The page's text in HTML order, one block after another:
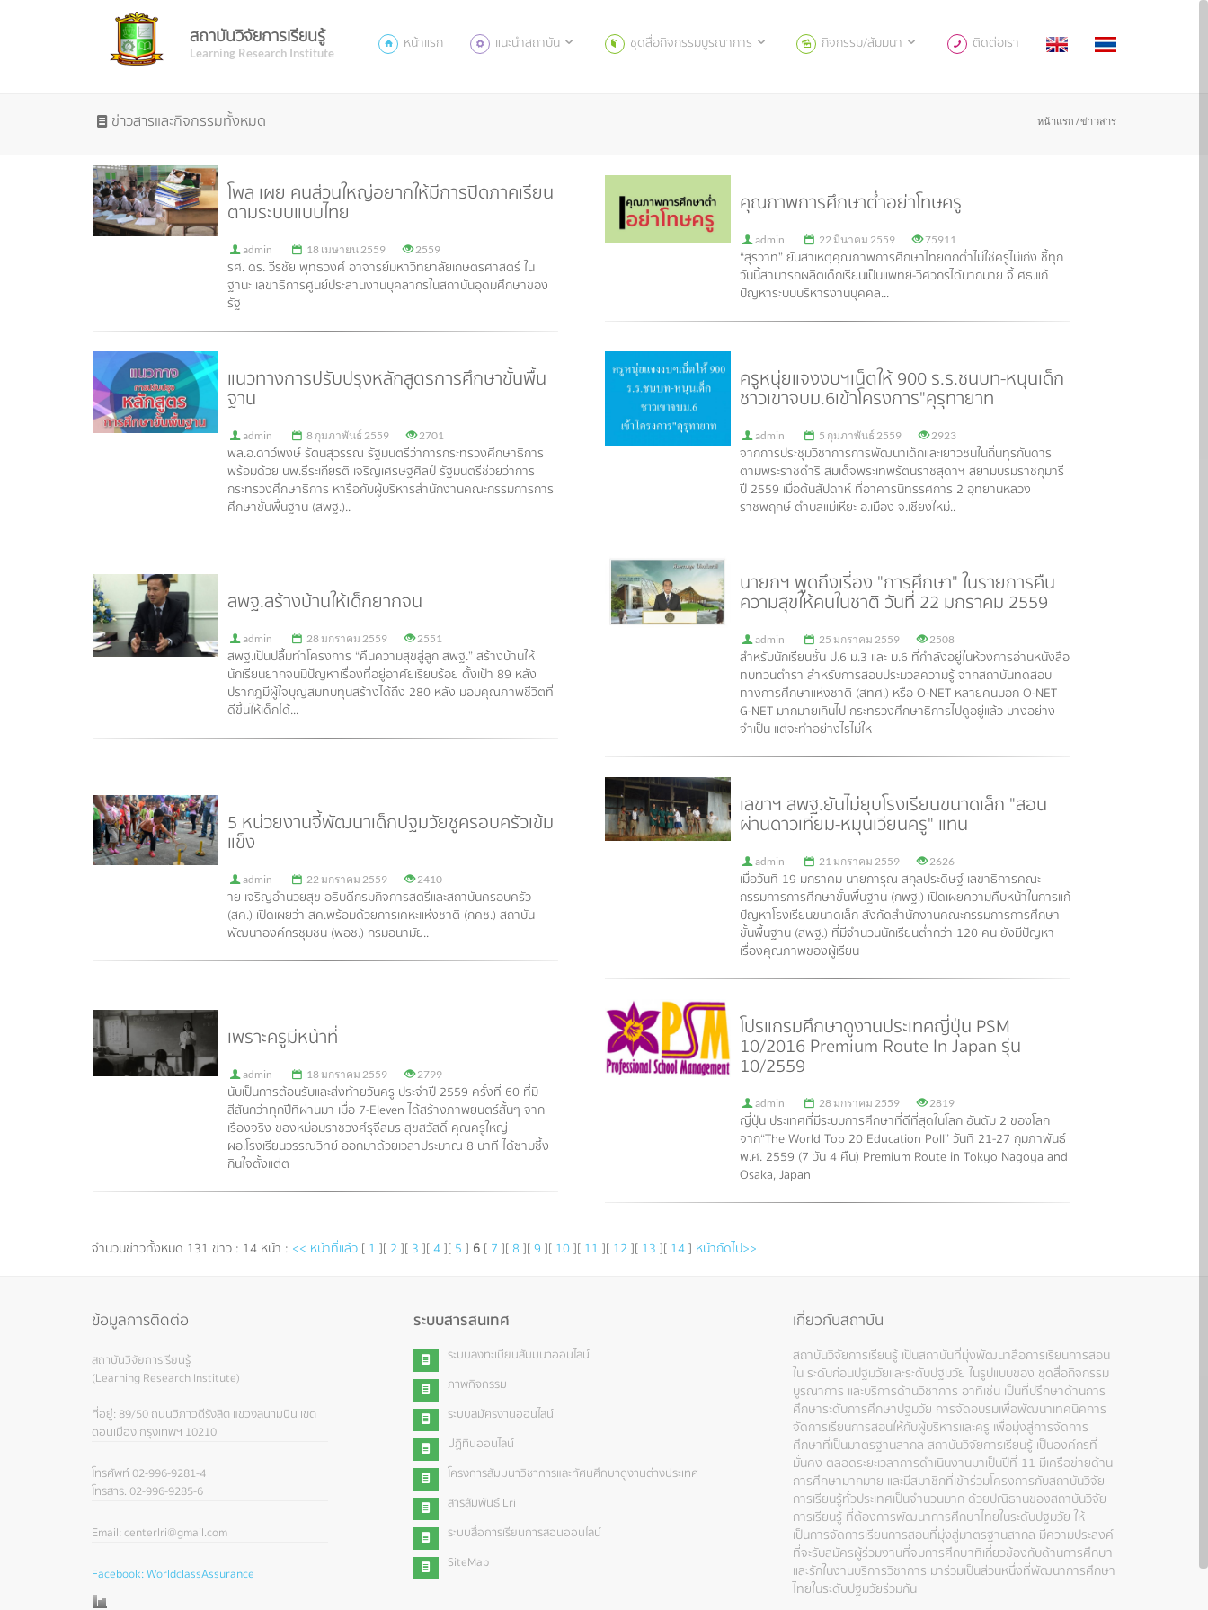
สถาบันวิจัยการเรียนรู้
Learning Research Institute หน้าแรก แนะนำสถาบัน ชุดสื่อกิจกรรมบูรณาการ กิจกรรม/สัมมนา ติดต่อเรา
ข่าวสารและกิจกรรมทั้งหมด หน้าแรก /ข่าวสาร
โพล เผย คนส่วนใหญ่อยากให้มีการปิดภาคเรียน
ตามระบบแบบไทย
admin 18 เมษายน 2559 2559
รศ. ดร. วีรชัย พุทธวงศ์ อาจารย์มหาวิทยาลัยเกษตรศาสตร์ ใน
ฐานะ เลขาธิการศูนย์ประสานงานบุคลากรในสถาบันอุดมศึกษาของ
รัฐ
คุณภาพการศึกษาต่ำอย่าโทษครู
admin 22 มีนาคม 2559 75911
“สุรวาท” ยันสาเหตุคุณภาพการศึกษาไทยตกต่ำไม่ใช่ครูไม่เก่ง ชี้ทุก
วันนี้สามารถผลิตเด็กเรียนเป็นแพทย์-วิศวกรได้มากมาย จี้ ศธ.แก้
ปัญหาระบบบริหารงานบุคคล...
แนวทางการปรับปรุงหลักสูตรการศึกษาขั้นพื้น
ฐาน
admin 8 กุมภาพันธ์ 2559 2701
พล.อ.ดาว์พงษ์ รัตนสุวรรณ รัฐมนตรีว่าการกระทรวงศึกษาธิการ
พร้อมด้วย นพ.ธีระเกียรติ เจริญเศรษฐศิลป์ รัฐมนตรีช่วยว่าการ
กระทรวงศึกษาธิการ หารือกับผู้บริหารสำนักงานคณะกรรมการการ
ศึกษาขั้นพื้นฐาน (สพฐ.)..
ครูหนุ่ยแจงงบฯเน็ตให้ 900 ร.ร.ชนบท-หนุนเด็ก
ชาวเขาจบม.6เข้าโครงการ"คุรุทายาท
admin 5 กุมภาพันธ์ 2559 2923
จากการประชุมวิชาการการพัฒนาเด็กและเยาวชนในถิ่นทุรกันดาร
ตามพระราชดำริ สมเด็จพระเทพรัตนราชสุดาฯ สยามบรมราชกุมารี
ปี 2559 เมื่อต้นสัปดาห์ ที่อาคารนิทรรศการ 2 อุทยานหลวง
ราชพฤกษ์ ตำบลแม่เหียะ อ.เมือง จ.เชียงใหม่..
สพฐ.สร้างบ้านให้เด็กยากจน
admin 28 มกราคม 2559 2551
สพฐ.เป็นปลื้มทำโครงการ “คืนความสุขสู่ลูก สพฐ.” สร้างบ้านให้
นักเรียนยากจนมีปัญหาเรื่องที่อยู่อาศัยเรียบร้อย ตั้งเป้า 89 หลัง
ปรากฎมีผู้ใจบุญสมทบทุนสร้างได้ถึง 280 หลัง มอบคุณภาพชีวิตที่
ดีขึ้นให้เด็กได้...
นายกฯ พูดถึงเรื่อง "การศึกษา" ในรายการคืน
ความสุขให้คนในชาติ วันที่ 22 มกราคม 2559
admin 25 มกราคม 2559 2508
สำหรับนักเรียนชั้น ป.6 ม.3 และ ม.6 ที่กำลังอยู่ในห้วงการอ่านหนังสือ
ทบทวนตำรา สำหรับการสอบประมวลความรู้ จากสถาบันทดสอบ
ทางการศึกษาแห่งชาติ (สทศ.) หรือ O-NET หลายคนบอก O-NET
G-NET มากมายเกินไป กระทรวงศึกษาธิการไปดูอยู่แล้ว บางอย่าง
จำเป็น แต่จะทำอย่างไรไม่ให
5 หน่วยงานจี้พัฒนาเด็กปฐมวัยชูครอบครัวเข้ม
แข็ง
admin 22 มกราคม 2559 2410
าย เจริญอำนวยสุข อธิบดีกรมกิจการสตรีและสถาบันครอบครัว
(สค.) เปิดเผยว่า สค.พร้อมด้วยการเคหะแห่งชาติ (กคช.) สถาบัน
พัฒนาองค์กรชุมชน (พอช.) กรมอนามัย..
เลขาฯ สพฐ.ยันไม่ยุบโรงเรียนขนาดเล็ก "สอน
ผ่านดาวเทียม-หมุนเวียนครู" แทน
admin 21 มกราคม 2559 2626
เมื่อวันที่ 19 มกราคม นายการุณ สกุลประดิษฐ์ เลขาธิการคณะ
กรรมการการศึกษาขั้นพื้นฐาน (กพฐ.) เปิดเผยความคืบหน้าในการแก้
ปัญหาโรงเรียนขนาดเล็ก สังกัดสำนักงานคณะกรรมการการศึกษา
ขั้นพื้นฐาน (สพฐ.) ที่มีจำนวนนักเรียนต่ำกว่า 120 คน ยังมีปัญหา
เรื่องคุณภาพของผู้เรียน
เพราะครูมีหน้าที่
admin 18 มกราคม 2559 2799
นับเป็นการต้อนรับและส่งท้ายวันครู ประจำปี 2559 ครั้งที่ 60 ที่มี
สีสันกว่าทุกปีที่ผ่านมา เมื่อ 7-Eleven ได้สร้างภาพยนตร์สั้นๆ จาก
เรื่องจริง ของหม่อมราชวงศ์รุจีสมร สุขสวัสดิ์ คุณครูใหญ่
ผอ.โรงเรียนวรรณวิทย์ ออกมาด้วยเวลาประมาณ 8 นาที ได้ซาบซึ้ง
กินใจตั้งแต่ต
โปรแกรมศึกษาดูงานประเทศญี่ปุ่น PSM
10/2016 Premium Route In Japan รุ่น
10/2559
admin 28 มกราคม 2559 2819
ญี่ปุ่น ประเทศที่มีระบบการศึกษาที่ดีที่สุดในโลก อันดับ 2 ของโลก
จาก“The World Top 20 Education Poll” วันที่ 21-27 กุมภาพันธ์
พ.ศ. 2559 (7 วัน 4 คืน) Premium Route in Tokyo Nagoya and
Osaka, Japan
จำนวนข่าวทั้งหมด 131 ข่าว : 14 หน้า : << หน้าที่แล้ว [ 1 ][ 2 ][ 3 ][4][ 5 ] 6 [ 7 ][ 8 ][9 ][ 10][ 11 ][ 12 ][ 13 ][ 14] หน้าถัดไป>>
ข้อมูลการติดต่อ
สถาบันวิจัยการเรียนรู้
(Learning Research Institute)
ที่อยู่: 89/50 ถนนวิภาวดีรังสิต แขวงสนามบิน เขต
ดอนเมือง กรุงเทพฯ 10210
โทรศัพท์ 02-996-9281-4
โทรสาร. 02-996-9285-6
Email: centerlri@gmail.com
Facebook: WorldclassAssurance
ระบบสารสนเทศ
ระบบลงทะเบียนสัมมนาออนไลน์
ภาพกิจกรรม
ระบบสมัครงานออนไลน์
ปฏิทินออนไลน์
โครงการสัมมนาวิชาการและทัศนศึกษาดูงานต่างประเทศ
สารสัมพันธ์ Lri
ระบบสื่อการเรียนการสอนออนไลน์
SiteMap
เกี่ยวกับสถาบัน
สถาบันวิจัยการเรียนรู้ เป็นสถาบันที่มุ่งพัฒนาสื่อการเรียนการสอน
ใน ระดับก่อนปฐมวัยและระดับปฐมวัย ในรูปแบบของ ชุดสื่อกิจกรรม
บูรณาการ และบริการด้านวิชาการ อาทิเช่น เป็นที่ปรึกษาด้านการ
ศึกษาระดับการศึกษาปฐมวัย การจัดอบรมเพื่อพัฒนาเทคนิคการ
จัดการเรียนการสอนให้กับผู้บริหารและครู เพื่อมุ่งสู่การจัดการ
ศึกษาที่เป็นมาตรฐานสากล สถาบันวิจัยการเรียนรู้ เป็นองค์กรที่
มั่นคง ตลอดระยะเวลาการดำเนินงานมาเป็นปีที่ 11 มีเครือข่ายด้าน
การศึกษามากมาย และมีสมาชิกที่เข้าร่วมโครงการกับสถาบันวิจัย
การเรียนรู้ทั่วประเทศเป็นจำนวนมาก ด้วยปณิธานของสถาบันวิจัย
การเรียนรู้ ที่ต้องการพัฒนาการศึกษาไทยในระดับปฐมวัย ให้
เป็นการจัดการเรียนการสอนที่มุ่งสู่มาตรฐานสากล มีความประสงค์
ที่จะรับสมัครผู้ร่วมงานที่จบการศึกษาที่เกี่ยวข้องกับด้านการศึกษา
และรักในงานบริการวิชาการ มาร่วมเป็นส่วนหนึ่งที่พัฒนาการศึกษา
ไทยในระดับปฐมวัยร่วมกัน